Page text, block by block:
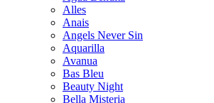
Alles
Anais
Angels Never Sin
Aquarilla
Avanua
Bas Bleu
Beauty Night
Bella Misteria